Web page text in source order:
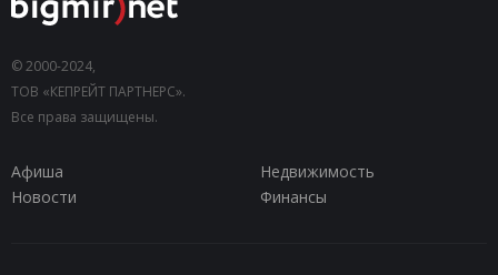
© 2000-2024,
ТОВ «КЕПРЕЙТ ПАРТНЕРС».
Все права защищены.
Афиша
Недвижимость
Новости
Финансы